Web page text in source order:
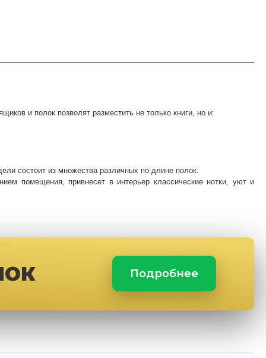
и полок позволят разместить не только книги, но и:
состоит из множества различных по длине полок.
помещения, привнесет в интерьер классические нотки, уют и
Подробнее